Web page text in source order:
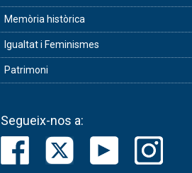
Memòria històrica
Igualtat i Feminismes
Patrimoni
Segueix-nos a: